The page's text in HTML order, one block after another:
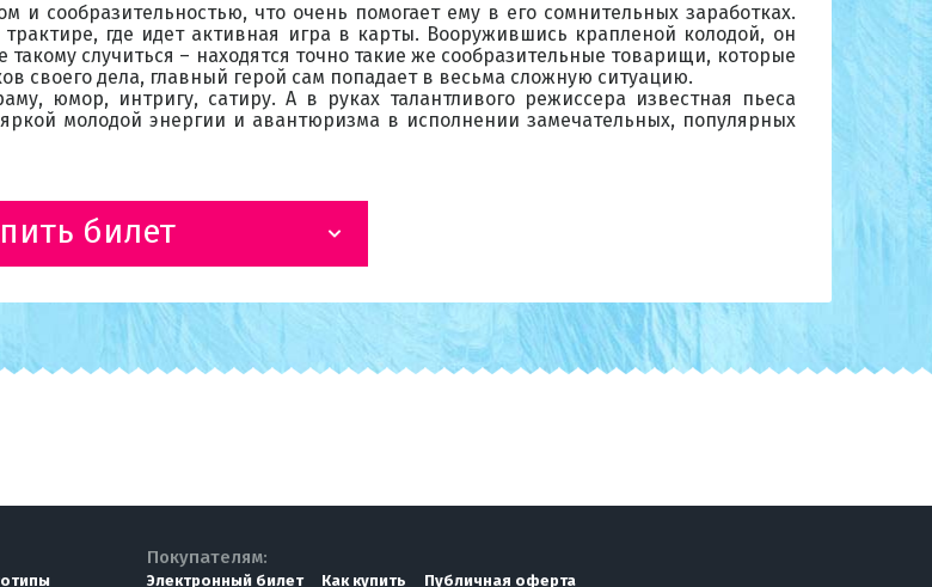
сообразительностью, что очень помогает ему в его сомнительных заработках.
где идет активная игра в карты. Вооружившись крапленой колодой, он
случиться – находятся точно такие же сообразительные товарищи, которые
своего дела, главный герой сам попадает в весьма сложную ситуацию.
юмор, интригу, сатиру. А в руках талантливого режиссера известная пьеса
молодой энергии и авантюризма в исполнении замечательных, популярных
билет
Покупателям:
Электронный билет Как купить Публичная оферта